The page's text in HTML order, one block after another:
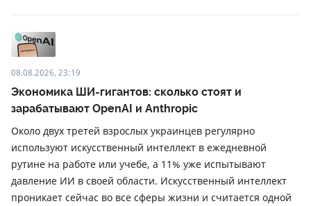
08.08.2026, 23:19
Экономика ШИ-гигантов: сколько стоят и
зарабатывают OpenAI и Anthropic
Около двух третей взрослых украинцев регулярно
используют искусственный интеллект в ежедневной
рутине на работе или учебе, а 11% уже испытывают
давление ИИ в своей области. Искусственный интеллект
проникает сейчас во все сферы жизни и считается одной